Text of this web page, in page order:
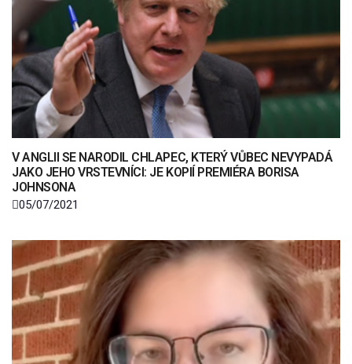
V ANGLII SE NARODIL CHLAPEC, KTERÝ VŮBEC NEVYPADÁ
JAKO JEHO VRSTEVNÍCI: JE KOPIÍ PREMIÉRA BORISA
JOHNSONA
05/07/2021